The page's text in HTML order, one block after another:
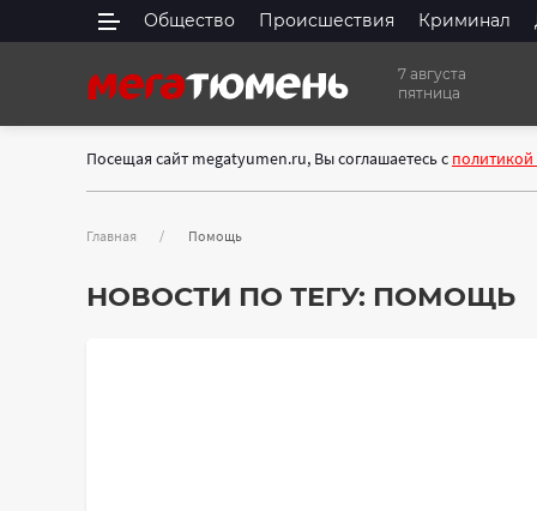
Общество Происшествия Криминал
7 августа
пятница
Посещая сайт megatyumen.ru, Вы соглашаетесь с
Главная Помощь
НОВОСТИ ПО ТЕГУ: ПОМОЩЬ